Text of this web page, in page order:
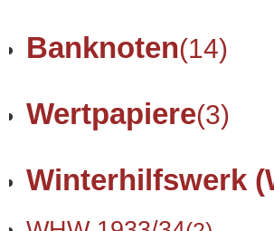
Banknoten(14)
Wertpapiere(3)
Winterhilfswerk